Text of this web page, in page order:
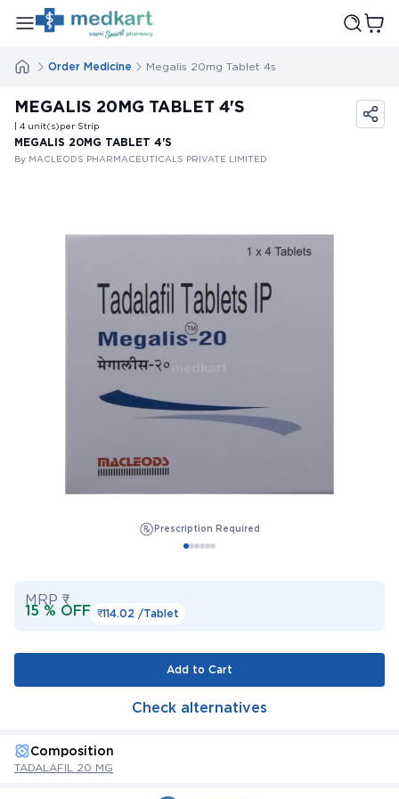
Order Medicine Megalis 20mg Tablet 4s
MEGALIS 20MG TABLET 4'S
| 4 unit(s)per Strip
MEGALIS 20MG TABLET 4'S
By MACLEODS PHARMACEUTICALS PRIVATE LIMITED
Prescription Required
MRP ₹
15 % OFF ₹114.02 /Tablet
Add to Cart
Check alternatives
Composition
TADALAFIL 20 MG